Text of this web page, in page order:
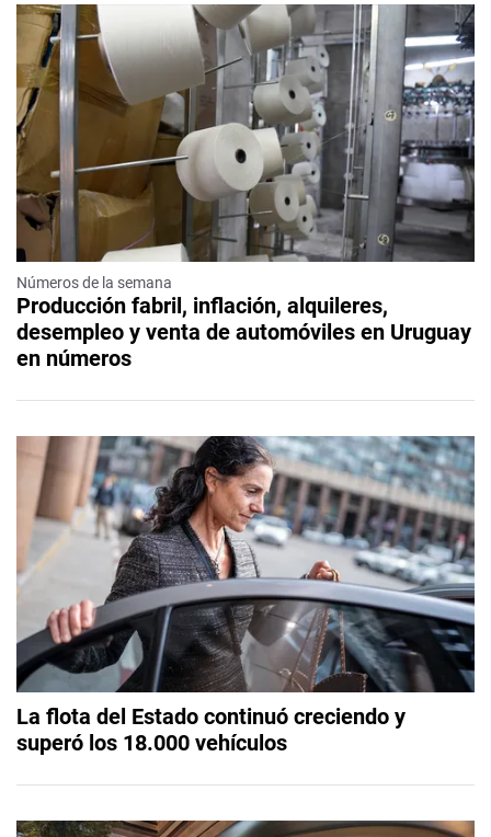
Números de la semana
Producción fabril, inflación, alquileres,
desempleo y venta de automóviles en Uruguay
en números
La flota del Estado continuó creciendo y
superó los 18.000 vehículos